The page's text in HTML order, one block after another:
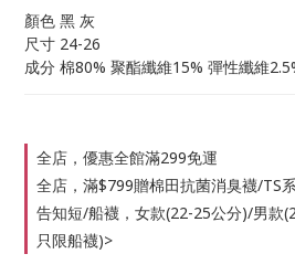
顏色 黑 灰
尺寸 24-26
成分 棉80% 聚酯纖維15% 彈性纖維
全店，優惠全館滿299免運
全店，滿$799贈棉田抗菌消臭襪/TS
告知短/船襪，女款(22-25公分)/男款
只限船襪)>